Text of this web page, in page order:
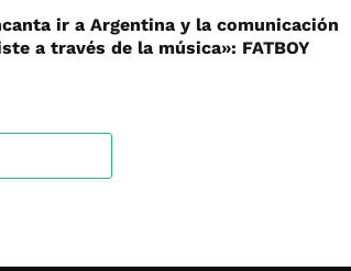
ir a Argentina y la comunicación
a través de la música»: FATBOY